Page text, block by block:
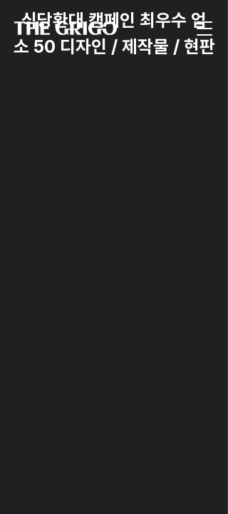
식당환대 캠페인 최우수 업
소 50 디자인 / 제작물 / 현판